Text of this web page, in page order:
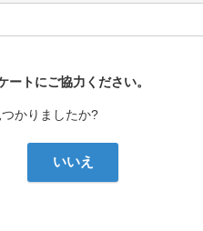
ートにご協力ください。
かりましたか?
いいえ